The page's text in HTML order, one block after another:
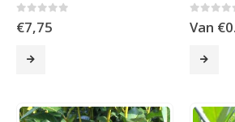
0out of 5
€7,75 0 out of 5
Van €